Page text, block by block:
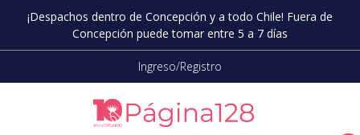
¡Despachos dentro de Concepción y a todo Chile! Fuera de
Concepción puede tomar entre 5 a 7 días
Ingreso/Registro